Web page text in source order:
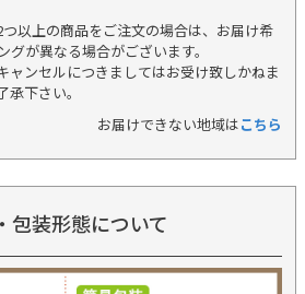
以上の商品をご注文の場合は、お届け希
が異なる場合がございます。
ャンセルにつきましてはお受け致しかねま
下さい。
お届けできない地域はこちら
包装形態について